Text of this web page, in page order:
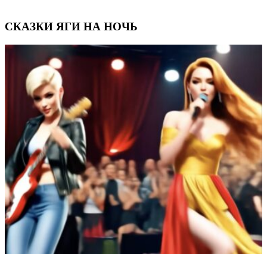
СКАЗКИ ЯГИ НА НОЧЬ